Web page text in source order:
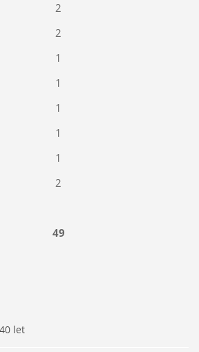
2
2
1
1
1
1
1
2
49
let